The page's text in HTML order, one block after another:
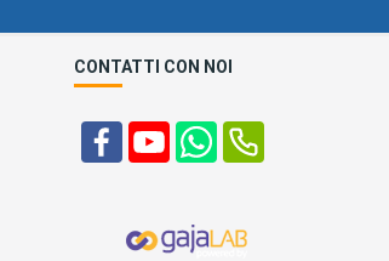
CONTATTI CON NOI